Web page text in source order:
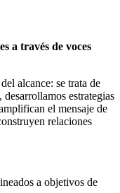
a través de voces
alcance: se trata de
estrategias
el mensaje de
relaciones
a objetivos de